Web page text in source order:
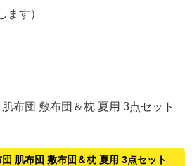
ます）
布団 敷布団＆枕 夏用 3点セット
団 肌布団 敷布団＆枕 夏用 3点セット